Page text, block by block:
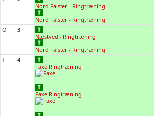
Nord Falster - Ringtræning
Nord Falster - Ringtræning
O
3
Næstved - Ringtræning
Nord Falster - Ringtræning
T
4
Faxe Ringtræning
Faxe Ringtræning